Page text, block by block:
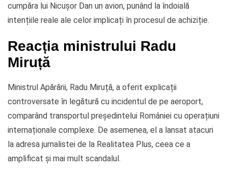
cumpăra lui Nicușor Dan un avion, punând la îndoială
intențiile reale ale celor implicați în procesul de achiziție.
Reacția ministrului Radu
Miruță
Ministrul Apărării, Radu Miruță, a oferit explicații
controversate în legătură cu incidentul de pe aeroport,
comparând transportul președintelui României cu operațiuni
internaționale complexe. De asemenea, el a lansat atacuri
la adresa jurnalistei de la Realitatea Plus, ceea ce a
amplificat și mai mult scandalul.